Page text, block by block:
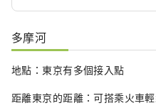
多摩河
地點：東京有多個接入點
距離東京的距離：可搭乘火車